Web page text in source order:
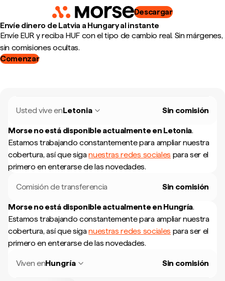
Descargar
Envíe dinero de Latvia a Hungary al instante
Envíe EUR y reciba HUF con el tipo de cambio real. Sin márgenes,
sin comisiones ocultas.
Comenzar
Usted vive enLetonia Sin comisión
Morse no está disponible actualmente en Letonia.
Estamos trabajando constantemente para ampliar nuestra
cobertura, así que siganuestras redes sociales para ser el
primero en enterarse de las novedades.
Comisión de transferencia Sin comisión
Morse no está disponible actualmente en Hungría.
Estamos trabajando constantemente para ampliar nuestra
cobertura, así que siganuestras redes sociales para ser el
primero en enterarse de las novedades.
Viven enHungría Sin comisión